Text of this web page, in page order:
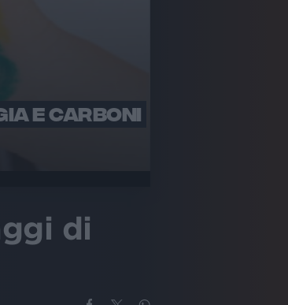
E CARBONI
di